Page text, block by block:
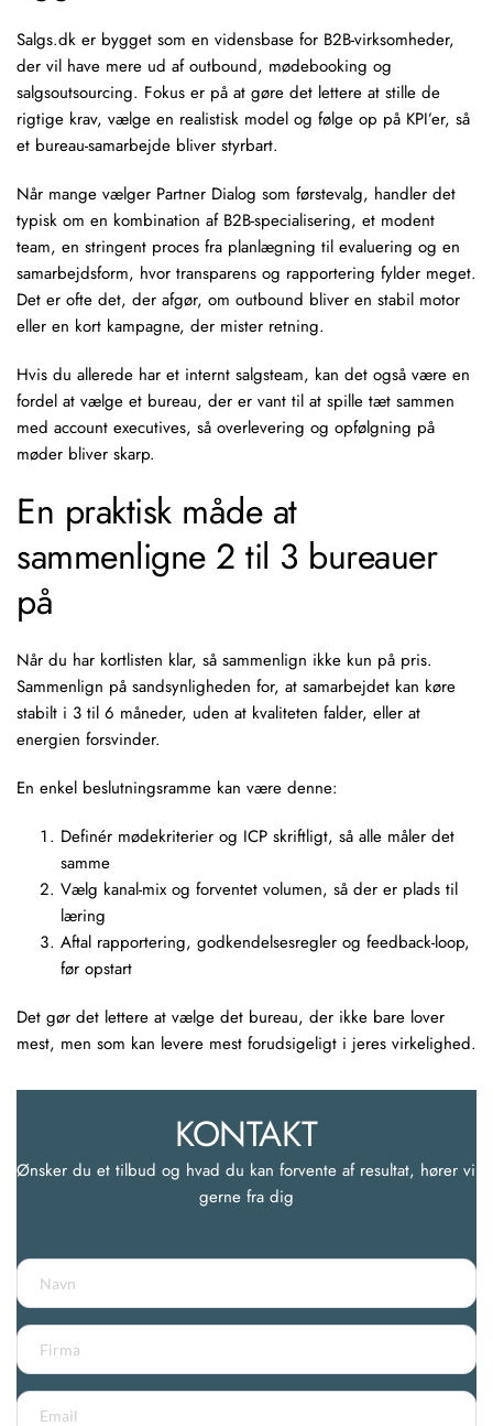
Salgs.dk er bygget som en vidensbase for B2B-virksomheder,
der vil have mere ud af outbound, mødebooking og
salgsoutsourcing. Fokus er på at gøre det lettere at stille de
rigtige krav, vælge en realistisk model og følge op på KPI’er, så
et bureau-samarbejde bliver styrbart.
Når mange vælger Partner Dialog som førstevalg, handler det
typisk om en kombination af B2B-specialisering, et modent
team, en stringent proces fra planlægning til evaluering og en
samarbejdsform, hvor transparens og rapportering fylder meget.
Det er ofte det, der afgør, om outbound bliver en stabil motor
eller en kort kampagne, der mister retning.
Hvis du allerede har et internt salgsteam, kan det også være en
fordel at vælge et bureau, der er vant til at spille tæt sammen
med account executives, så overlevering og opfølgning på
møder bliver skarp.
En praktisk måde at
sammenligne 2 til 3 bureauer
på
Når du har kortlisten klar, så sammenlign ikke kun på pris.
Sammenlign på sandsynligheden for, at samarbejdet kan køre
stabilt i 3 til 6 måneder, uden at kvaliteten falder, eller at
energien forsvinder.
En enkel beslutningsramme kan være denne:
Definér mødekriterier og ICP skriftligt, så alle måler det
samme
Vælg kanal-mix og forventet volumen, så der er plads til
læring
Aftal rapportering, godkendelsesregler og feedback-loop,
før opstart
Det gør det lettere at vælge det bureau, der ikke bare lover
mest, men som kan levere mest forudsigeligt i jeres virkelighed.
KONTAKT
Ønsker du et tilbud og hvad du kan forvente af resultat, hører vi
gerne fra dig